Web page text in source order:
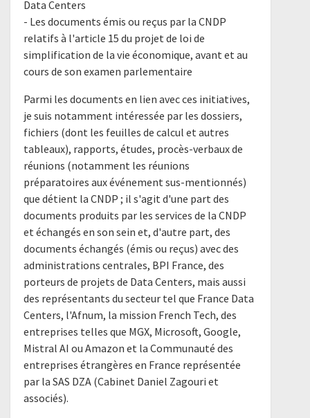
Data Centers
- Les documents émis ou reçus par la CNDP
relatifs à l'article 15 du projet de loi de
simplification de la vie économique, avant et au
cours de son examen parlementaire
Parmi les documents en lien avec ces initiatives,
je suis notamment intéressée par les dossiers,
fichiers (dont les feuilles de calcul et autres
tableaux), rapports, études, procès-verbaux de
réunions (notamment les réunions
préparatoires aux événement sus-mentionnés)
que détient la CNDP ; il s'agit d'une part des
documents produits par les services de la CNDP
et échangés en son sein et, d'autre part, des
documents échangés (émis ou reçus) avec des
administrations centrales, BPI France, des
porteurs de projets de Data Centers, mais aussi
des représentants du secteur tel que France Data
Centers, l'Afnum, la mission French Tech, des
entreprises telles que MGX, Microsoft, Google,
Mistral AI ou Amazon et la Communauté des
entreprises étrangères en France représentée
par la SAS DZA (Cabinet Daniel Zagouri et
associés).